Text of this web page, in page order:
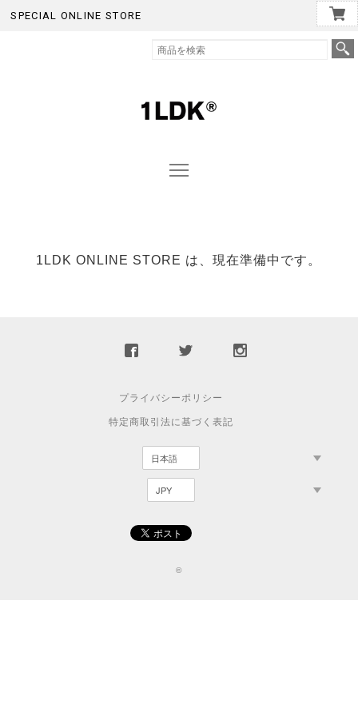
SPECIAL ONLINE STORE
1LDK ONLINE STORE は、現在準備中です。
プライバシーポリシー
特定商取引法に基づく表記
©